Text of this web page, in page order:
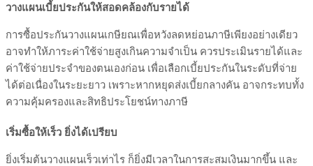
วางแผนเบี้ยประกันให้สอดคล้องกับรายได้
การซื้อประกันวางแผนเกษียณเพื่อหวังลดหย่อนภาษีเพียงอย่างเดียว
อาจทำให้ภาระค่าใช้จ่ายสูงเกินความจำเป็น ควรประเมินรายได้และ
ค่าใช้จ่ายประจำของตนเองก่อน เพื่อเลือกเบี้ยประกันในระดับที่จ่าย
ได้ต่อเนื่องในระยะยาว เพราะหากหยุดส่งเบี้ยกลางคัน อาจกระทบทั้ง
ความคุ้มครองและสิทธิประโยชน์ทางภาษี
เริ่มซื้อให้เร็ว ยิ่งได้เปรียบ
ยิ่งเริ่มต้นวางแผนเร็วเท่าไร ก็ยิ่งมีเวลาในการสะสมเงินมากขึ้น และ